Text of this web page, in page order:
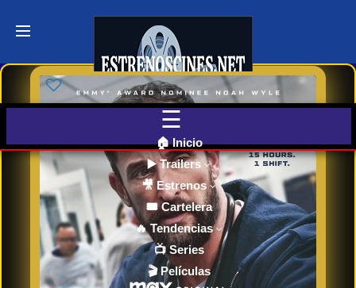
Últimos
AHORA
Cartelera
de Cine
Próximos
🏠 Inicio
▶️ Trailers
🎥 Estrenos
🎟️ Cartelera
🔥 Tendencias
📺 Series
🎬 Películas